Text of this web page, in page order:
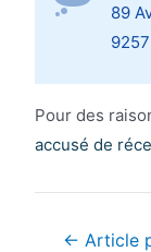
89
Pour des
accusé de
Navigation
← Article